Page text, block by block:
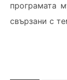
програмата
свързани с